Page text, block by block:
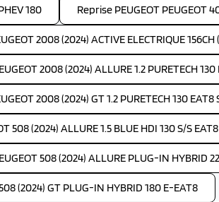
180 Reprise PEUGEOT PEUGEOT
2008 (2024) ACTIVE ELECTRIQUE 156CH
2008 (2024) ALLURE 1.2 PURETECH 130
2008 (2024) GT 1.2 PURETECH 130 EAT8
508 (2024) ALLURE 1.5 BLUE HDI 130 S/S EAT8
508 (2024) ALLURE PLUG-IN HYBRID
(2024) GT PLUG-IN HYBRID 180 E-EAT8